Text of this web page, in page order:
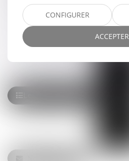
recouvrement de créances
CONFIGURER
ACCEPTER